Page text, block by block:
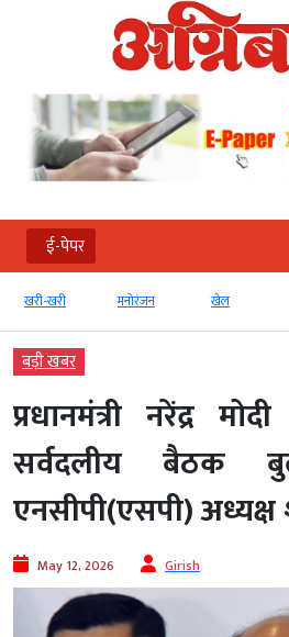
ई-पेपर
मनोरंजन
बड़ी खबर
प्रधानमंत्री नरेंद्र
सर्वदलीय बैठक
एनसीपी(एसपी) अध्यक्ष
May 12, 2026 Girish